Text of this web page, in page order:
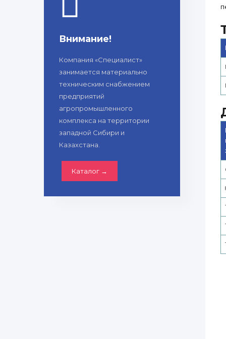
Внимание!
Компания «Специалист»
занимается материально
техническим снабжением
предприятий
агропромышленного
комплекса на территории
западной Сибири и
Казахстана.
Каталог →